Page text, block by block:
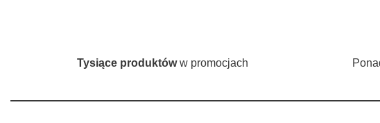
Tysiące produktóww promocjach